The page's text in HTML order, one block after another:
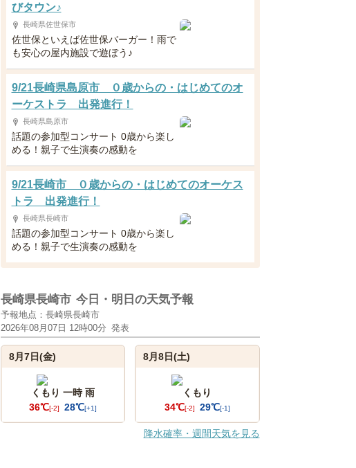
びタウン♪
長崎県佐世保市
佐世保といえば佐世保バーガー！雨で
も安心の屋内施設で遊ぼう♪
9/21長崎県島原市 ０歳からの・はじめてのオ
ーケストラ 出発進行！
長崎県島原市
話題の参加型コンサート 0歳から楽し
める！親子で生演奏の感動を
9/21長崎市 ０歳からの・はじめてのオーケス
トラ 出発進行！
長崎県長崎市
話題の参加型コンサート 0歳から楽し
める！親子で生演奏の感動を
長崎県長崎市 今日・明日の天気予報
予報地点：長崎県長崎市
2026年08月07日 12時00分 発表
8月7日(金)
くもり 一時 雨
36℃[-2] 28℃[+1]
8月8日(土)
くもり
34℃[-2] 29℃[-1]
降水確率・週間天気を見る